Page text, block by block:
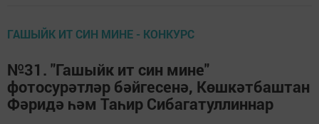
ГАШЫЙК ИТ СИН МИНЕ - КОНКУРС
№31. "Гашыйк ит син мине"
фотосурәтләр бәйгесенә, Көшкәтбаштан
Фәридә һәм Таһир Сибагатуллиннар